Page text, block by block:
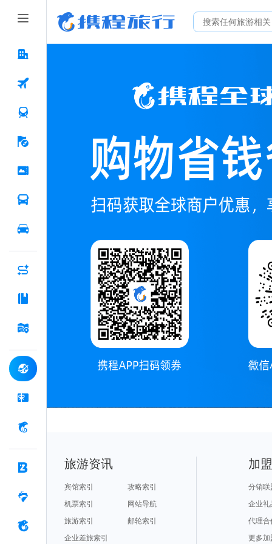
旅游资讯
宾馆索引
攻略索引
机票索引
网站导航
旅游索引
邮轮索引
企业差旅索引
加
分销联
企业礼
代理合
更多加